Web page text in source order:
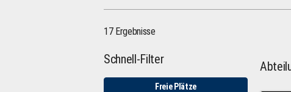
17 Ergebnisse
Schnell-Filter
Freie Plätze